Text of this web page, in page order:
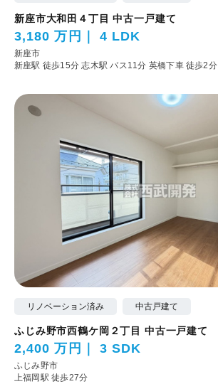
新座市大和田４丁目 中古一戸建て
3,180 万円 4 LDK
新座市
新座駅 徒歩15分志木駅 バス11分 英橋下車 徒歩2分
リノベーション済み 中古戸建て
ふじみ野市西鶴ケ岡２丁目 中古一戸建て
2,400 万円 3 SDK
ふじみ野市
上福岡駅 徒歩27分